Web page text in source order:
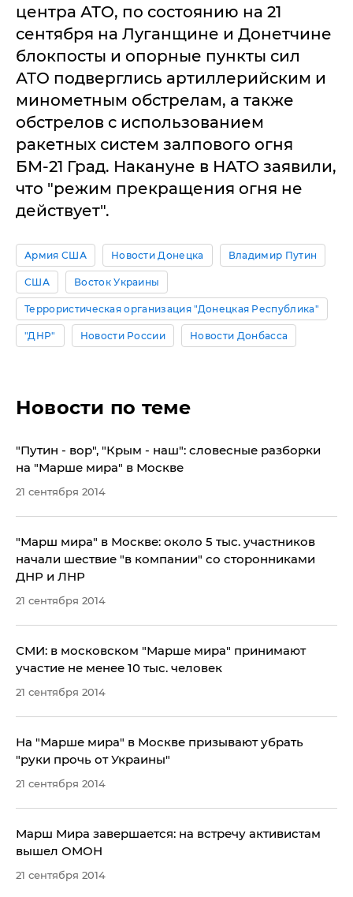
центра АТО, по состоянию на 21
сентября на Луганщине и Донетчине
блокпосты и опорные пункты сил
АТО подверглись артиллерийским и
минометным обстрелам, а также
обстрелов с использованием
ракетных систем залпового огня
БМ-21 Град. Накануне в НАТО заявили,
что "режим прекращения огня не
действует".
Армия США Новости Донецка Владимир Путин
США Восток Украины
Террористическая организация "Донецкая Республика"
"ДНР" Новости России Новости Донбасса
Новости по теме
"Путин - вор", "Крым - наш": словесные разборки
на "Марше мира" в Москве
21 сентября 2014
"Марш мира" в Москве: около 5 тыс. участников
начали шествие "в компании" со сторонниками
ДНР и ЛНР
21 сентября 2014
СМИ: в московском "Марше мира" принимают
участие не менее 10 тыс. человек
21 сентября 2014
На "Марше мира" в Москве призывают убрать
"руки прочь от Украины"
21 сентября 2014
Марш Мира завершается: на встречу активистам
вышел ОМОН
21 сентября 2014